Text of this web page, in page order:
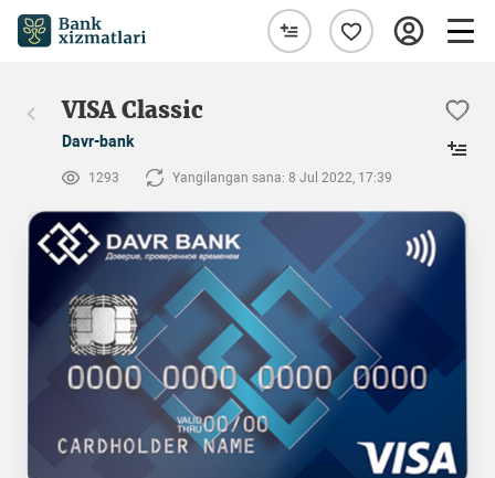
VISA Classic
Davr-bank
1293 Yangilangan sana: 8 Jul 2022, 17:39